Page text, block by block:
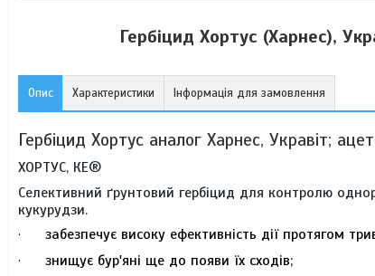
Гербіцид Хортус (Харнес),
Опис Характеристики Інформація для замовлення
Гербіцид Хортус аналог Харнес, Укравіт;
ХОРТУС, КЕ®
Селективний ґрунтовий гербіцид для контролю
кукурудзи.
· забезпечує високу ефективність дії протягом
· знищує бур'яні ще до появи їх сходів;